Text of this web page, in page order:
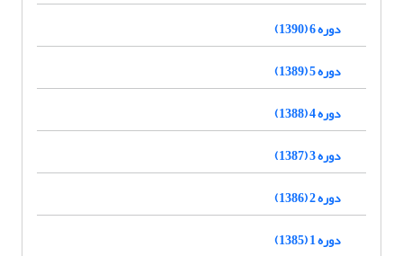
دوره 6 (1390)
دوره 5 (1389)
دوره 4 (1388)
دوره 3 (1387)
دوره 2 (1386)
دوره 1 (1385)